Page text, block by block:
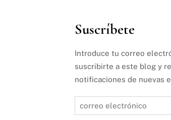
Suscríbete
Introduce tu correo
suscribirte a este blog y
notificaciones de nuevas
electrónico